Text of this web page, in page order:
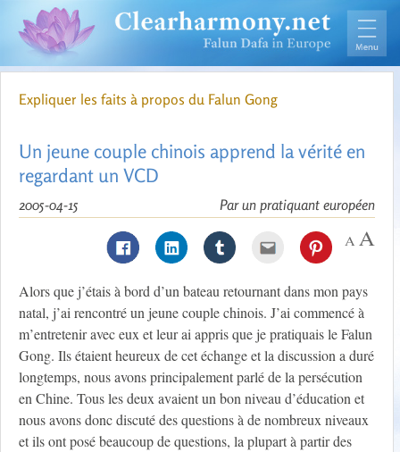
Expliquer les faits à propos du Falun Gong
Un jeune couple chinois apprend la vérité en
regardant un VCD
Par un pratiquant européen
2005-04-15
Alors que j’étais à bord d’un bateau retournant dans mon pays
natal, j’ai rencontré un jeune couple chinois. J’ai commencé à
m’entretenir avec eux et leur ai appris que je pratiquais le Falun
Gong. Ils étaient heureux de cet échange et la discussion a duré
longtemps, nous avons principalement parlé de la persécution
en Chine. Tous les deux avaient un bon niveau d’éducation et
nous avons donc discuté des questions à de nombreux niveaux
et ils ont posé beaucoup de questions, la plupart à partir des